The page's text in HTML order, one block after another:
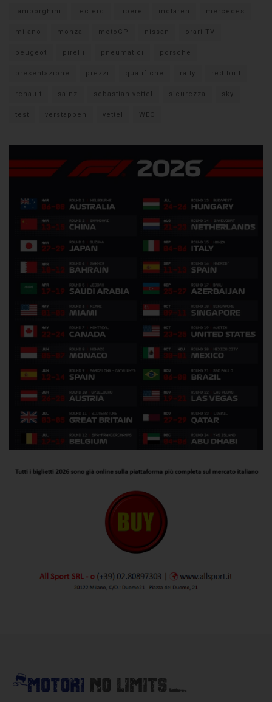
lamborghini leclerc libere mclaren mercedes
milano monza motoGP nissan orari TV
peugeot pirelli pneumatici porsche
presentazione prezzi qualifiche rally red bull
renault sainz sebastian vettel sicurezza sky
test verstappen vettel WEC